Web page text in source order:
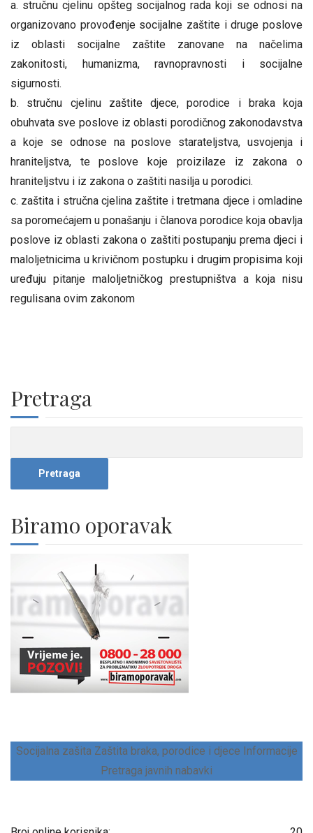
stručnu cjelinu opšteg socijalnog rada koji se odnosi na
organizovano provođenje socijalne zaštite i druge poslove
iz oblasti socijalne zaštite zanovane na načelima
zakonitosti, humanizma, ravnopravnosti i socijalne
sigurnosti.
stručnu cjelinu zaštite djece, porodice i braka koja
obuhvata sve poslove iz oblasti porodičnog zakonodavstva
a koje se odnose na poslove starateljstva, usvojenja i
hraniteljstva, te poslove koje proizilaze iz zakona o
hraniteljstvu i iz zakona o zaštiti nasilja u porodici.
zaštita i stručna cjelina zaštite i tretmana djece i omladine
sa poromećajem u ponašanju i članova porodice koja obavlja
poslove iz oblasti zakona o zaštiti postupanju prema djeci i
maloljetnicima u krivičnom postupku i drugim propisima koji
uređuju pitanje maloljetničkog prestupništva a koja nisu
regulisana ovim zakonom
Pretraga
Biramo oporavak
Socijalna zašita Zaštita braka, porodice i djece Informacije
Pretraga javnih nabavki